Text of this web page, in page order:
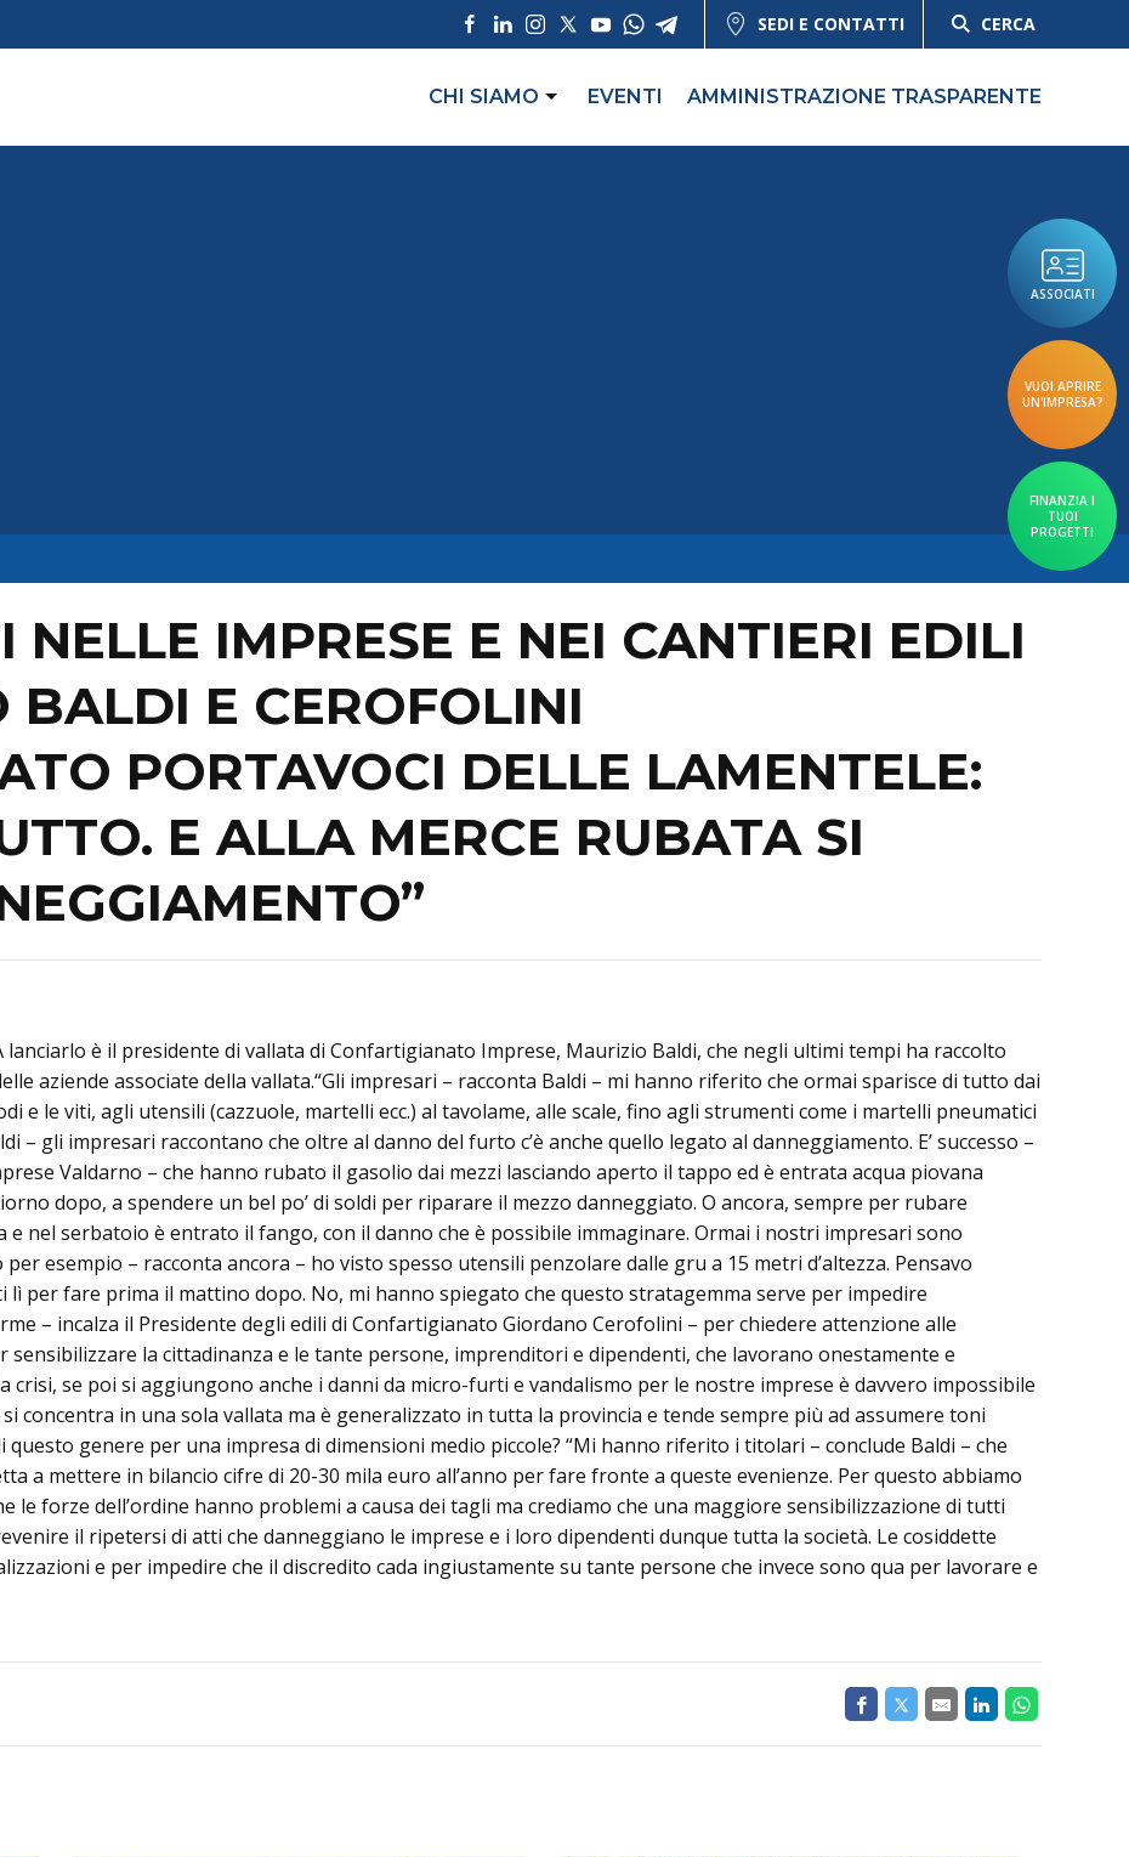
SEDI E CONTATTI CERCA
CHI SIAMO EVENTI AMMINISTRAZIONE TRASPARENTE
ASSOCIATI
VUOI APRIRE
UN'IMPRESA?
FINANZIA I
TUOI
PROGETTI
NELLE IMPRESE E NEI CANTIERI EDILI
BALDI E CEROFOLINI
PORTAVOCI DELLE LAMENTELE:
E ALLA MERCE RUBATA SI
lanciarlo è il presidente di vallata di Confartigianato Imprese, Maurizio Baldi, che negli ultimi tempi ha raccolto
aziende associate della vallata.“Gli impresari – racconta Baldi – mi hanno riferito che ormai sparisce di tutto dai
e le viti, agli utensili (cazzuole, martelli ecc.) al tavolame, alle scale, fino agli strumenti come i martelli pneumatici
– gli impresari raccontano che oltre al danno del furto c’è anche quello legato al danneggiamento. E’ successo –
Valdarno – che hanno rubato il gasolio dai mezzi lasciando aperto il tappo ed è entrata acqua piovana
dopo, a spendere un bel po’ di soldi per riparare il mezzo danneggiato. O ancora, sempre per rubare
e nel serbatoio è entrato il fango, con il danno che è possibile immaginare. Ormai i nostri impresari sono
esempio – racconta ancora – ho visto spesso utensili penzolare dalle gru a 15 metri d’altezza. Pensavo
lì per fare prima il mattino dopo. No, mi hanno spiegato che questo stratagemma serve per impedire
– incalza il Presidente degli edili di Confartigianato Giordano Cerofolini – per chiedere attenzione alle
sensibilizzare la cittadinanza e le tante persone, imprenditori e dipendenti, che lavorano onestamente e
crisi, se poi si aggiungono anche i danni da micro-furti e vandalismo per le nostre imprese è davvero impossibile
concentra in una sola vallata ma è generalizzato in tutta la provincia e tende sempre più ad assumere toni
genere per una impresa di dimensioni medio piccole? “Mi hanno riferito i titolari – conclude Baldi – che
a mettere in bilancio cifre di 20-30 mila euro all’anno per fare fronte a queste evenienze. Per questo abbiamo
le forze dell’ordine hanno problemi a causa dei tagli ma crediamo che una maggiore sensibilizzazione di tutti
il ripetersi di atti che danneggiano le imprese e i loro dipendenti dunque tutta la società. Le cosiddette
e per impedire che il discredito cada ingiustamente su tante persone che invece sono qua per lavorare e